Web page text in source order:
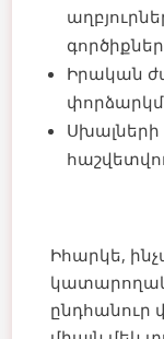
Իրական
Իհարկե,
ընդհանուր